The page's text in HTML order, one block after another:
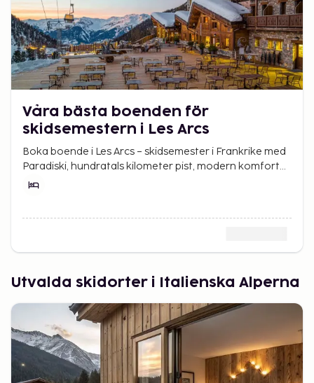
Våra bästa boenden för
skidsemestern i Les Arcs
Boka boende i Les Arcs – skidsemester i Frankrike med
Paradiski, hundratals kilometer pist, modern komfort
och äkta alpstämning.
Utvalda skidorter i Italienska Alperna